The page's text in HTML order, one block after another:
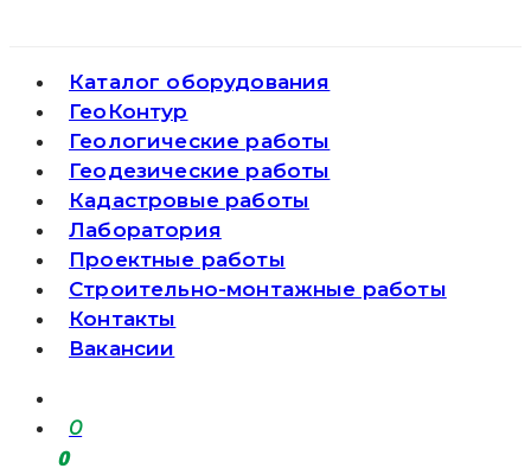
Каталог оборудования
ГеоКонтур
Геологические работы
Геодезические работы
Кадастровые работы
Лаборатория
Проектные работы
Строительно-монтажные работы
Контакты
Вакансии
0
0